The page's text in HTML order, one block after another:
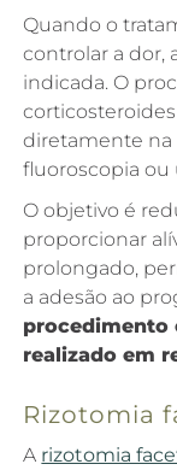
Quando o
controlar a dor,
indicada. O
diretamente na
fluoroscopia ou
O objetivo é
proporcionar
prolongado,
a adesão ao
procedimento
realizado em
Rizotomia
A rizotomia